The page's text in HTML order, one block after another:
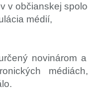
v občianskej
médií,
novinárom